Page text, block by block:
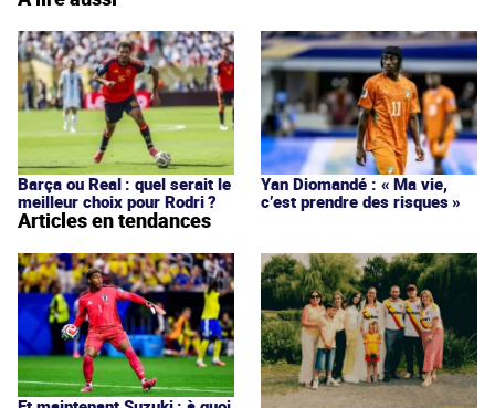
Barça ou Real : quel serait le
meilleur choix pour Rodri ?
Yan Diomandé : « Ma vie,
c’est prendre des risques »
Articles en tendances